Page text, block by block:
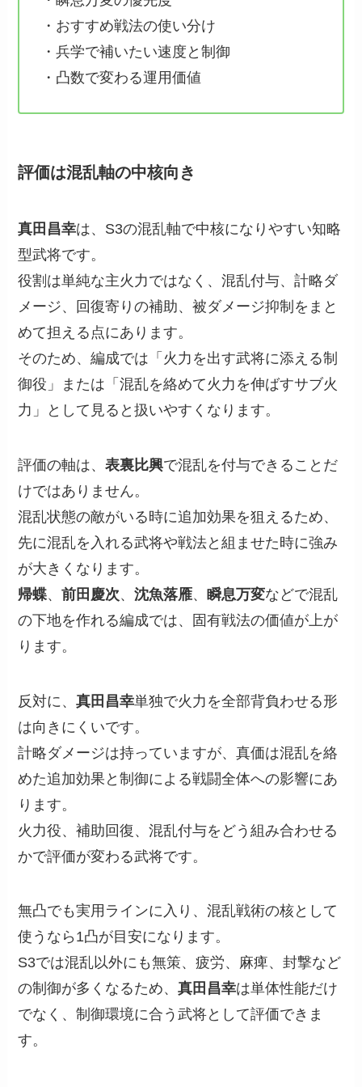
・おすすめ戦法の使い分け
・兵学で補いたい速度と制御
・凸数で変わる運用価値
評価は混乱軸の中核向き
真田昌幸は、S3の混乱軸で中核になりやすい知略
型武将です。
役割は単純な主火力ではなく、混乱付与、計略ダ
メージ、回復寄りの補助、被ダメージ抑制をまと
めて担える点にあります。
そのため、編成では「火力を出す武将に添える制
御役」または「混乱を絡めて火力を伸ばすサブ火
力」として見ると扱いやすくなります。
評価の軸は、表裏比興で混乱を付与できることだ
けではありません。
混乱状態の敵がいる時に追加効果を狙えるため、
先に混乱を入れる武将や戦法と組ませた時に強み
が大きくなります。
帰蝶、前田慶次、沈魚落雁、瞬息万変などで混乱
の下地を作れる編成では、固有戦法の価値が上が
ります。
反対に、真田昌幸単独で火力を全部背負わせる形
は向きにくいです。
計略ダメージは持っていますが、真価は混乱を絡
めた追加効果と制御による戦闘全体への影響にあ
ります。
火力役、補助回復、混乱付与をどう組み合わせる
かで評価が変わる武将です。
無凸でも実用ラインに入り、混乱戦術の核として
使うなら1凸が目安になります。
S3では混乱以外にも無策、疲労、麻痺、封撃など
の制御が多くなるため、真田昌幸は単体性能だけ
でなく、制御環境に合う武将として評価できま
す。